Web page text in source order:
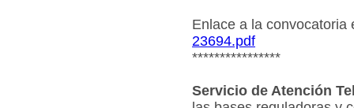
Enlace a la
23694.pdf
****************
Servicio de Atención